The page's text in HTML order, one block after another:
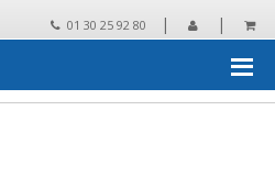
01 30 25 92 80 | |